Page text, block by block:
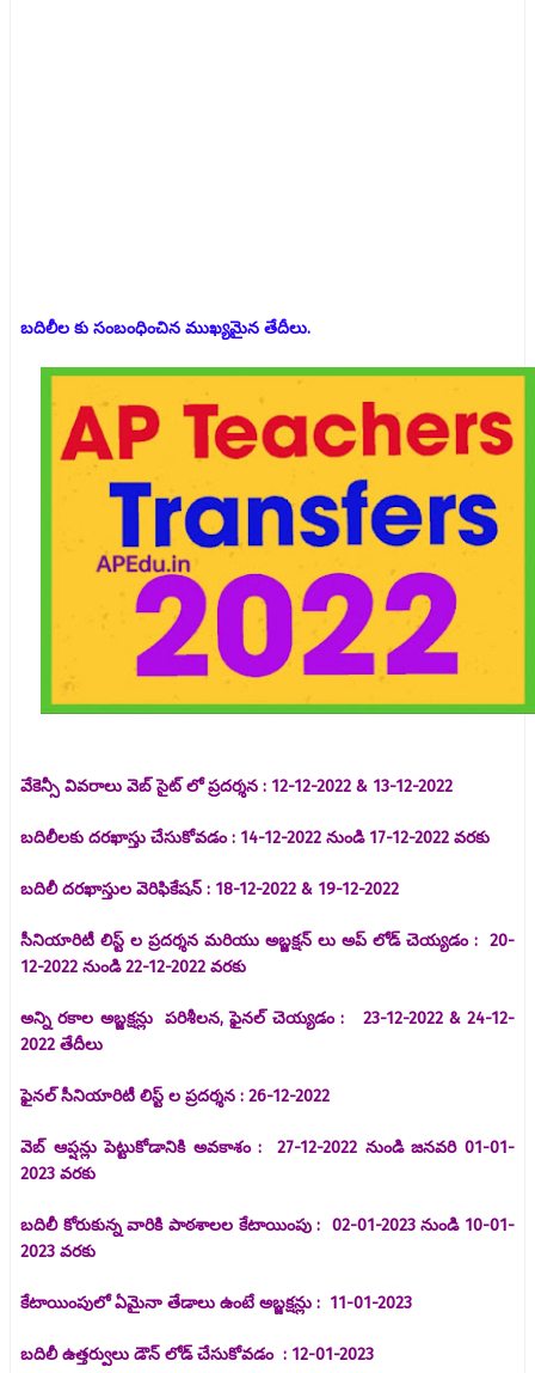
బదిలీల కు సంబంధించిన ముఖ్యమైన తేదీలు.
వేకెన్సీ వివరాలు వెబ్ సైట్ లో ప్రదర్శన : 12-12-2022 & 13-12-2022
బదిలీలకు దరఖాస్తు చేసుకోవడం : 14-12-2022 నుండి 17-12-2022 వరకు
బదిలీ దరఖాస్తుల వెరిఫికేషన్ : 18-12-2022 & 19-12-2022
సీనియారిటీ లిస్ట్ ల ప్రదర్శన మరియు అబ్జక్షన్ లు అప్ లోడ్ చెయ్యడం : 20-
12-2022 నుండి 22-12-2022 వరకు
అన్ని రకాల అబ్జక్షన్లు పరిశీలన, ఫైనల్ చెయ్యడం : 23-12-2022 & 24-12-
2022 తేదీలు
ఫైనల్ సీనియారిటీ లిస్ట్ ల ప్రదర్శన : 26-12-2022
వెబ్ ఆప్షన్లు పెట్టుకోడానికి అవకాశం : 27-12-2022 నుండి జనవరి 01-01-
2023 వరకు
బదిలీ కోరుకున్న వారికి పాఠశాలల కేటాయింపు : 02-01-2023 నుండి 10-01-
2023 వరకు
కేటాయింపులో ఏమైనా తేడాలు ఉంటే అబ్జక్షన్లు : 11-01-2023
బదిలీ ఉత్తర్వులు డౌన్ లోడ్ చేసుకోవడం : 12-01-2023